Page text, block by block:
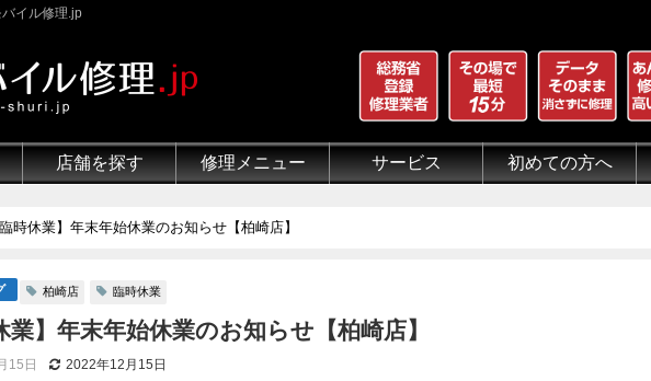
イル修理.jp
店舗を探す 修理メニュー サービス 初めての方へ
臨時休業】年末年始休業のお知らせ【柏崎店】
柏崎店 臨時休業
業】年末年始休業のお知らせ【柏崎店】
15日 2022年12月15日